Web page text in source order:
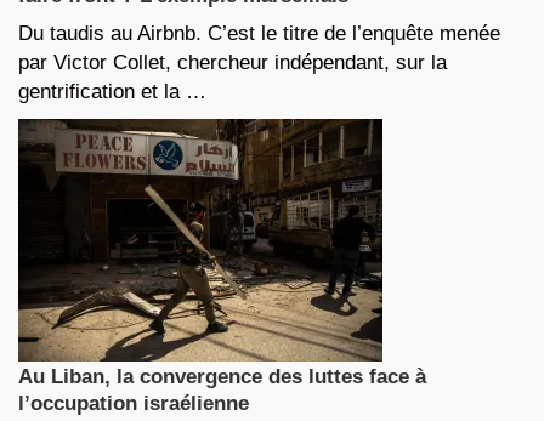
Du taudis au Airbnb. C’est le titre de l’enquête menée
par Victor Collet, chercheur indépendant, sur la
gentrification et la …
Au Liban, la convergence des luttes face à
l’occupation israélienne